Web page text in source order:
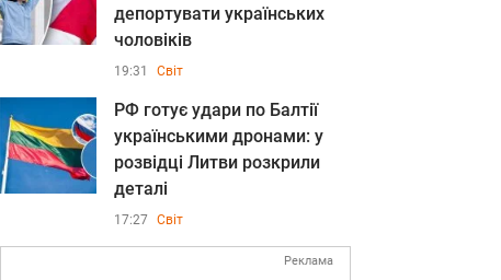
депортувати українських
чоловіків
19:31 Світ
РФ готує удари по Балтії
українськими дронами: у
розвідці Литви розкрили
деталі
17:27 Світ
Реклама